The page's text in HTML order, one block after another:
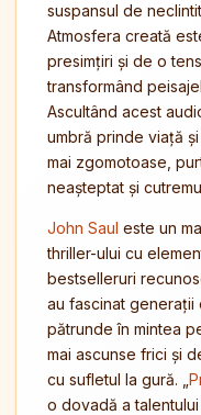
suspansul de
Atmosfera creată
presimțiri și de o
transformând
Ascultând acest
umbră prinde viață
mai zgomotoase,
neașteptat și
John Saul este un
thriller-ului cu
bestselleruri
au fascinat generații
pătrunde în mintea
mai ascunse frici și
cu sufletul la gură. „
o dovadă a